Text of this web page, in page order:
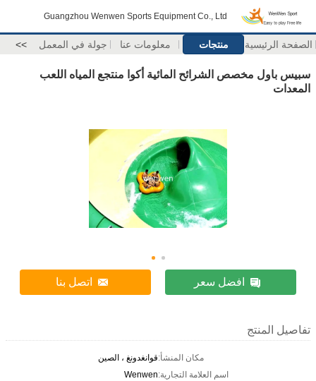
Guangzhou Wenwen Sports Equipment Co., Ltd
الصفحة الرئيسية منتجات معلومات عنا جولة في المعمل >>
سبيس باول مخصص الشرائح المائية أكوا منتجع المياه اللعب
المعدات
افضل سعر اتصل بنا
تفاصيل المنتج
مكان المنشأ:قوانغدونغ ، الصين
اسم العلامة التجارية:Wenwen